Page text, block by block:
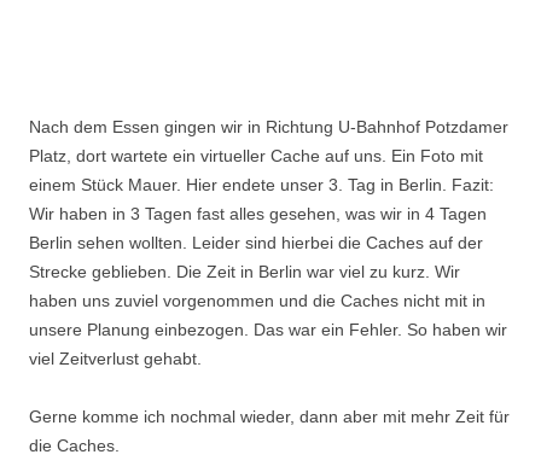
Nach dem Essen gingen wir in Richtung U-Bahnhof Potzdamer
Platz, dort wartete ein virtueller Cache auf uns. Ein Foto mit
einem Stück Mauer. Hier endete unser 3. Tag in Berlin. Fazit:
Wir haben in 3 Tagen fast alles gesehen, was wir in 4 Tagen
Berlin sehen wollten. Leider sind hierbei die Caches auf der
Strecke geblieben. Die Zeit in Berlin war viel zu kurz. Wir
haben uns zuviel vorgenommen und die Caches nicht mit in
unsere Planung einbezogen. Das war ein Fehler. So haben wir
viel Zeitverlust gehabt.
Gerne komme ich nochmal wieder, dann aber mit mehr Zeit für
die Caches.